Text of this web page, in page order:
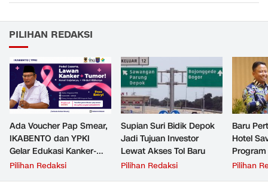
PILIHAN REDAKSI
Ada Voucher Pap Smear,
IKABENTO dan YPKI
Gelar Edukasi Kanker-
Tumor Gratis di Depok
Pilihan Redaksi
Supian Suri Bidik Depok
Jadi Tujuan Investor
Lewat Akses Tol Baru
Pilihan Redaksi
Baru
Hotel
Suri
Pilihan